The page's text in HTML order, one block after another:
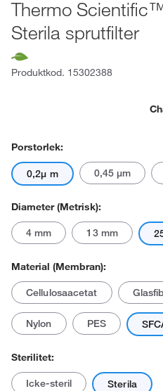
Thermo
Sterila sprutfilter
Produktkod. 15302388
Porstorlek:
0,2μ m 0,45 μm
Diameter (metrisk):
4 mm 13 mm
Material (membran):
Cellulosaacetat
Nylon PES
Sterilitet:
Icke-steril Sterila